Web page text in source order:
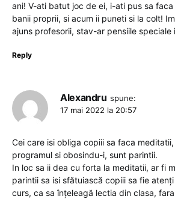
ani! V-ati batut joc de ei, i-ati pus sa
banii proprii, si acum ii puneti si la colt!
ajuns profesorii, stav-ar pensiile speciale
Reply
Alexandru spune:
17 mai 2022 la 20:57
Cei care isi obliga copiii sa faca
programul si obosindu-i, sunt parintii.
In loc sa ii dea cu forta la meditatii, ar fi
parintii sa isi sfătuiască copiii sa fie
curs, ca sa înțeleagă lectia din clasa,